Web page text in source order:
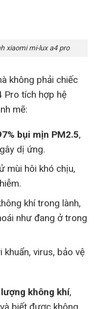
xiaomi mi-lux a4 pro
không phải chiếc
Pro tích hợp hệ
mẽ:
bụi mịn PM2.5,
dị ứng.
mùi hôi khó chịu,
khí trong lành,
như đang ở trong
khuẩn, virus, bảo vệ
không khí,